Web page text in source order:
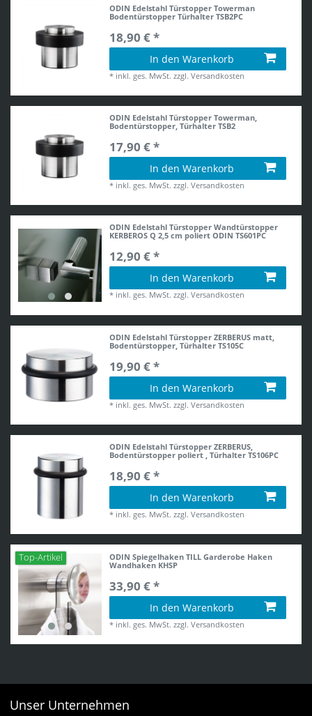
ODIN Edelstahl Türstopper Towerman
Bodentürstopper Türhalter TSB2PC
18,90 € *
In den Warenkorb
* inkl. ges. MwSt. zzgl.Versandkosten
ODIN Edelstahl Türstopper Towerman,
Bodentürstopper, Türhalter TSB2
17,90 € *
In den Warenkorb
* inkl. ges. MwSt. zzgl.Versandkosten
ODIN Edelstahl Türstopper Wandtürstopper
KERBEROS Q 2,5 cm poliert ODIN TS601PC
12,90 € *
In den Warenkorb
* inkl. ges. MwSt. zzgl.Versandkosten
ODIN Edelstahl Türstopper ZERBERUS matt,
Bodentürstopper, Türhalter TS105C
19,90 € *
In den Warenkorb
* inkl. ges. MwSt. zzgl.Versandkosten
ODIN Edelstahl Türstopper ZERBERUS,
Bodentürstopper poliert , Türhalter TS106PC
18,90 € *
In den Warenkorb
* inkl. ges. MwSt. zzgl.Versandkosten
Top-Artikel
ODIN Spiegelhaken TILL Garderobe Haken
Wandhaken KHSP
33,90 € *
In den Warenkorb
* inkl. ges. MwSt. zzgl.Versandkosten
Unser Unternehmen